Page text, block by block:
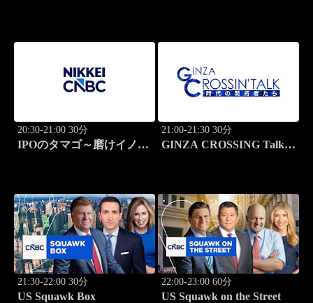
20:30-21:00 30分
IPOのタマゴ～磨けイノベ
21:00-21:30 30分
GINZA CROSSING Talk
21:30-22:00 30分
US Squawk Box
22:00-23:00 60分
US Squawk on the Street